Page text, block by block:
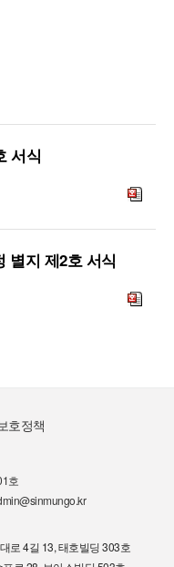
서식
별지 제2호 서식
호정책
호
로 4길 13, 태호빌딩 303호